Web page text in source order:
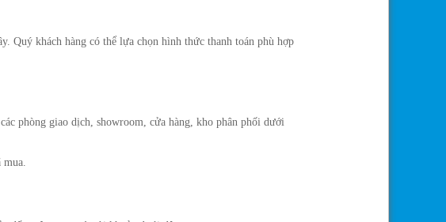
Quý khách hàng có thể lựa chọn hình thức thanh toán phù hợp
phòng giao dịch, showroom, cửa hàng, kho phân phối dưới
mua.